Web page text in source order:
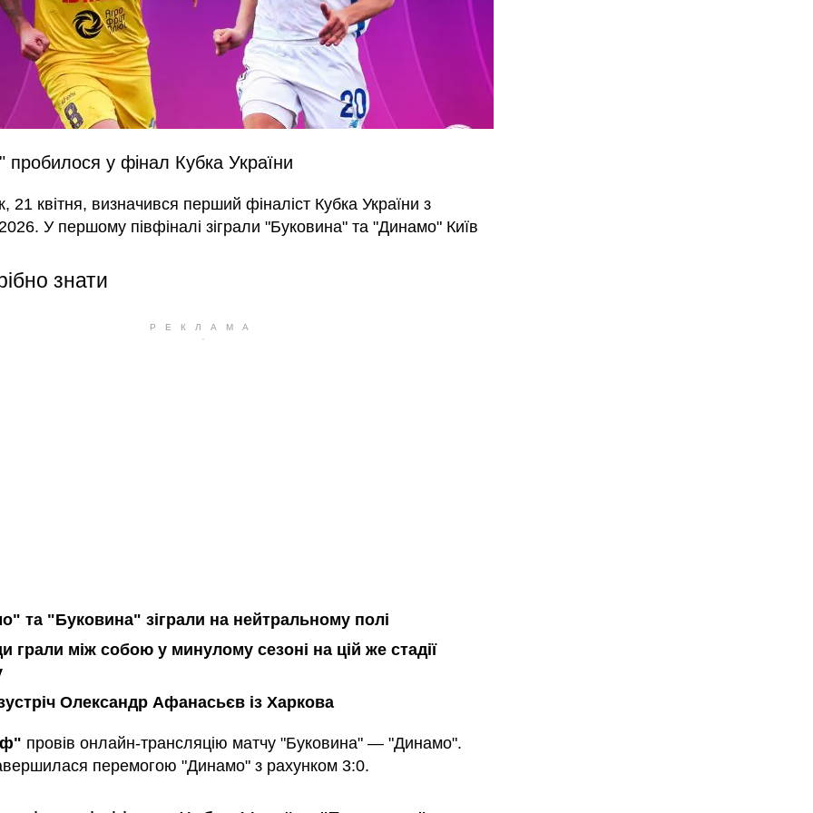
у фінал Кубка України
21 квітня, визначився перший фіналіст Кубка України з
У першому півфіналі зіграли "Буковина" та "Динамо" Київ
знати
та "Буковина" зіграли на нейтральному полі
грали між собою у минулому сезоні на цій же стадії
Олександр Афанасьєв із Харкова
провів онлайн-трансляцію матчу "Буковина" — "Динамо".
перемогою "Динамо" з рахунком 3:0.